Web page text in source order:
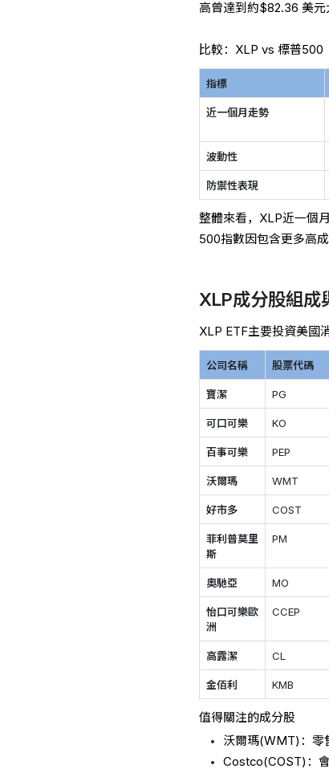
高曾達到約$82.36 美元
比較：XLP vs 標普500
指標
近一個月走勢
波動性
防禦性表現
整體來看，XLP近一個
500指數因包含更多高
XLP成分股組成
XLP ETF主要投資美國
公司名稱 股票代碼
寶潔 PG
可口可樂 KO
百事可樂 PEP
沃爾瑪 WMT
好市多 COST
菲利普莫里
斯
PM
奧馳亞 MO
怡口可樂歐
洲
CCEP
高露潔 CL
金佰利 KMB
值得關注的成分股
沃爾瑪(WMT)：零
Costco(COST)：